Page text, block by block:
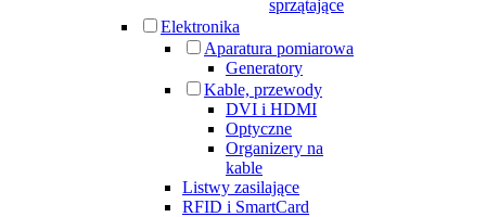
sprzątające
Elektronika
Aparatura pomiarowa
Generatory
Kable, przewody
DVI i HDMI
Optyczne
Organizery na
kable
Listwy zasilające
RFID i SmartCard